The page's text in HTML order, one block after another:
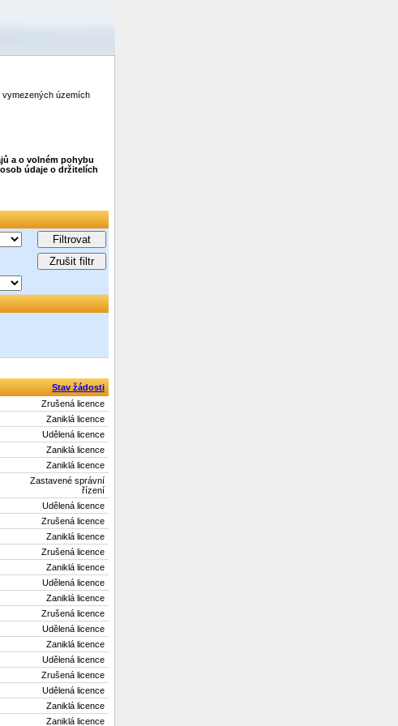
vymezených územích
a o volném pohybu
údaje o držitelích
Stav žádosti
Zrušená licence
Zaniklá licence
Udělená licence
Zaniklá licence
Zaniklá licence
Zastavené správní
řízení
Udělená licence
Zrušená licence
Zaniklá licence
Zrušená licence
Zaniklá licence
Udělená licence
Zaniklá licence
Zrušená licence
Udělená licence
Zaniklá licence
Udělená licence
Zrušená licence
Udělená licence
Zaniklá licence
Zaniklá licence